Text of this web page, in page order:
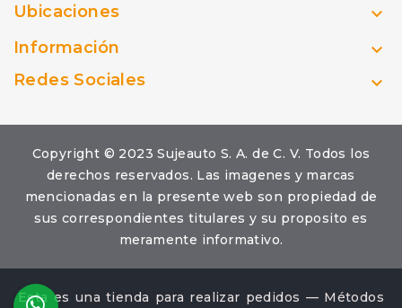
Ubicaciones 
Información 
Redes Sociales 
Copyright © 2023 Sujeauto S. A. de C. V. Todos los
derechos reservados. Las imagenes y marcas
mencionadas en la presente web son propiedad de
sus correspondientes titulares y su proposito es
meramente informativo.
Esta es una tienda para realizar pedidos — Métodos